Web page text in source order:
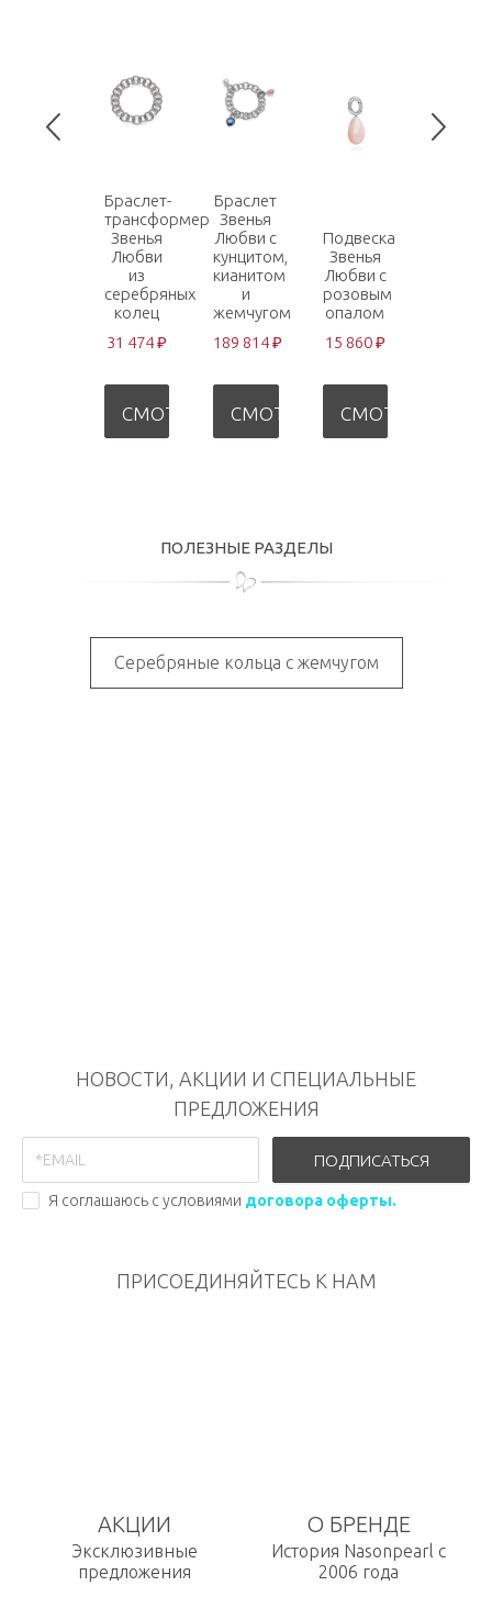
Браслет-
трансформер
Звенья
Любви
из
серебряных
колец
31 474 ₽
СМОТРЕТЬ
Браслет
Звенья
Любви с
кунцитом,
кианитом
и
жемчугом
189 814 ₽
СМОТРЕТЬ
Подвеска
Звенья
Любви с
розовым
опалом
15 860 ₽
СМОТРЕТЬ
ПОЛЕЗНЫЕ РАЗДЕЛЫ
Серебряные кольца с жемчугом
НОВОСТИ, АКЦИИ И СПЕЦИАЛЬНЫЕ
ПРЕДЛОЖЕНИЯ
ПОДПИСАТЬСЯ
Я соглашаюсь с условиями договора оферты.
ПРИСОЕДИНЯЙТЕСЬ К НАМ
АКЦИИ
Эксклюзивные
предложения
О БРЕНДЕ
История Nasonpearl с
2006 года